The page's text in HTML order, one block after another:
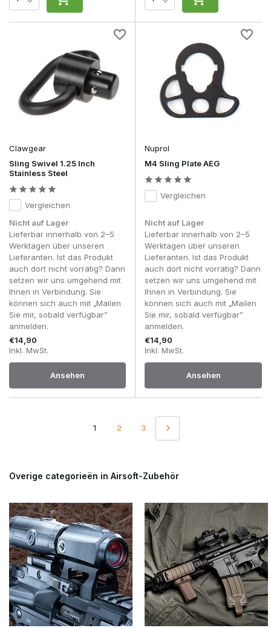
Clawgear
Sling Swivel 1.25 Inch
Stainless Steel
Vergleichen
Nicht auf Lager
Lieferbar innerhalb von 2–5
Werktagen über unseren
Lieferanten. Ist das Produkt
auch dort nicht vorrätig? Dann
setzen wir uns umgehend mit
Ihnen in Verbindung. Sie
können sich auch mit „Mailen
Sie mir, sobald verfügbar”
anmelden.
€14,90
Inkl. MwSt.
Ansehen
Nuprol
M4 Sling Plate AEG
Vergleichen
Nicht auf Lager
Lieferbar innerhalb von 2–5
Werktagen über unseren
Lieferanten. Ist das Produkt
auch dort nicht vorrätig? Dann
setzen wir uns umgehend mit
Ihnen in Verbindung. Sie
können sich auch mit „Mailen
Sie mir, sobald verfügbar”
anmelden.
€14,90
Inkl. MwSt.
Ansehen
1 2 3
Overige categorieën in Airsoft-Zubehör